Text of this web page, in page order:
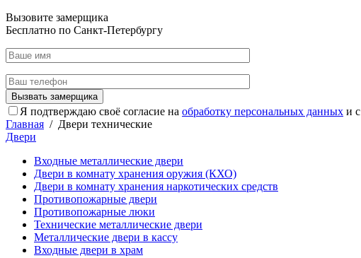
Вызовите замерщика
Бесплатно по Санкт-Петербургу
Я подтверждаю своё согласие на обработку персональных данных и с
Главная / Двери технические
Двери
Входные металлические двери
Двери в комнату хранения оружия (КХО)
Двери в комнату хранения наркотических средств
Противопожарные двери
Противопожарные люки
Технические металлические двери
Металлические двери в кассу
Входные двери в храм